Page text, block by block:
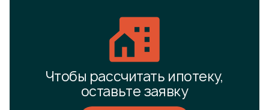
Чтобы рассчитать ипотеку,
оставьте заявку